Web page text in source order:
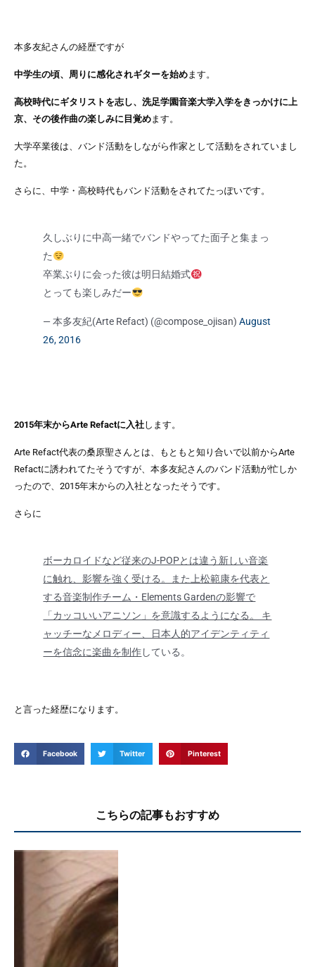
本多友紀さんの経歴ですが
中学生の頃、周りに感化されギターを始めます。
高校時代にギタリストを志し、洗足学園音楽大学入学をきっかけに上
京、その後作曲の楽しみに目覚めます。
大学卒業後は、バンド活動をしながら作家として活動をされていまし
た。
さらに、 中学・高校時代もバンド活動をされてたっぽいです。
久しぶりに中高一緒でバンドやってた面子と集まっ
た
卒業ぶりに会った彼は明日結婚式
とっても楽しみだー
— 本多友紀(Arte Refact) (@compose_ojisan)August
26, 2016
2015年末からArte Refactに入社します。
Arte Refact代表の桑原聖さんとは、もともと知り合いで以前からArte
Refactに誘われてたそうですが、本多友紀さんのバンド活動が忙しか
ったので、2015年末からの入社となったそうです。
さらに
ボーカロイドなど従来のJ-POPとは違う新しい音楽
に触れ、影響を強く受ける。また上松範康を代表と
する音楽制作チーム・Elements Gardenの影響で
「カッコいいアニソン」を意識するようになる。 キ
ャッチーなメロディー、日本人的アイデンティティ
ーを信念に楽曲を制作している。
と言った経歴になります。
Facebook Twitter Pinterest
こちらの記事もおすすめ